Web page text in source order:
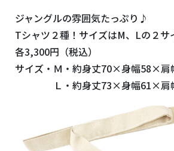
ジャングルの雰囲気たっぷり♪
Tシャツ２種！サイズはM、Lの２サ
各3,300円（税込）
サイズ・Ｍ・約身丈70×身幅58×
Ｌ・約身丈73×身幅61×肩